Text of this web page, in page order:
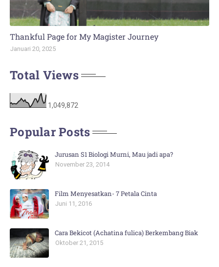
Thankful Page for My Magister Journey
Januari 20, 2025
Total Views
1,049,872
Popular Posts
Jurusan S1 Biologi Murni, Mau jadi apa?
November 23, 2014
Film Menyesatkan- 7 Petala Cinta
Juni 11, 2016
Cara Bekicot (Achatina fulica) Berkembang Biak
Oktober 21, 2015